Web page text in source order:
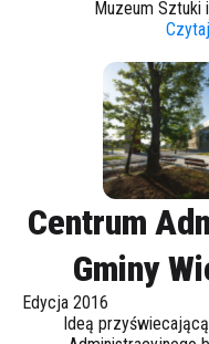
Muzeum Sztuki
Centrum
Gminy
Edycja 2016
Ideą